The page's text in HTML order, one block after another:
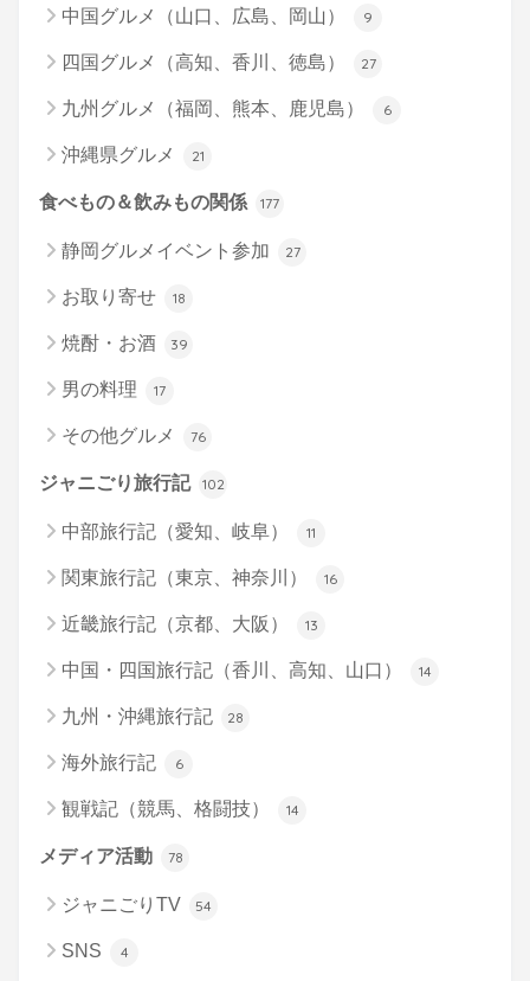
中国グルメ（山口、広島、岡山） 9
四国グルメ（高知、香川、徳島） 27
九州グルメ（福岡、熊本、鹿児島） 6
沖縄県グルメ 21
食べもの＆飲みもの関係 177
静岡グルメイベント参加 27
お取り寄せ 18
焼酎・お酒 39
男の料理 17
その他グルメ 76
ジャニごり旅行記 102
中部旅行記（愛知、岐阜） 11
関東旅行記（東京、神奈川） 16
近畿旅行記（京都、大阪） 13
中国・四国旅行記（香川、高知、山口） 14
九州・沖縄旅行記 28
海外旅行記 6
観戦記（競馬、格闘技） 14
メディア活動 78
ジャニごりTV 54
SNS 4